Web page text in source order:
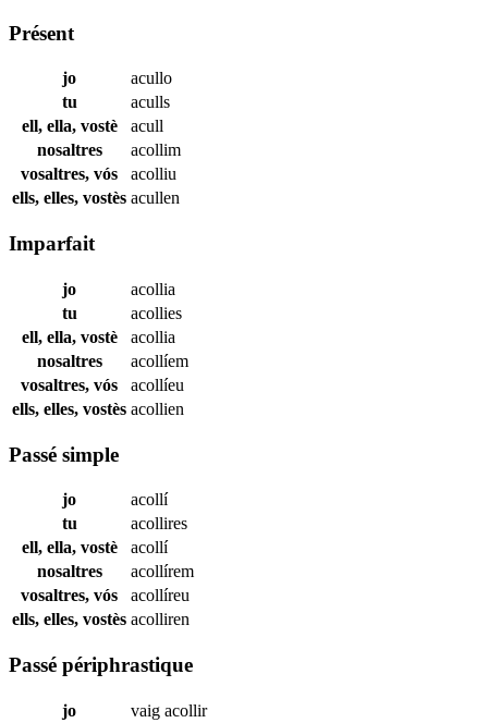
Présent
jo
acullo
tu
aculls
ell, ella, vostè
acull
nosaltres
acollim
vosaltres, vós
acolliu
ells, elles, vostès acullen
Imparfait
jo
acollia
tu
acollies
ell, ella, vostè
acollia
nosaltres
acollíem
vosaltres, vós
acollíeu
ells, elles, vostès acollien
Passé simple
jo
acollí
tu
acollires
ell, ella, vostè
acollí
nosaltres
acollírem
vosaltres, vós
acollíreu
ells, elles, vostès acolliren
Passé périphrastique
jo vaig acollir